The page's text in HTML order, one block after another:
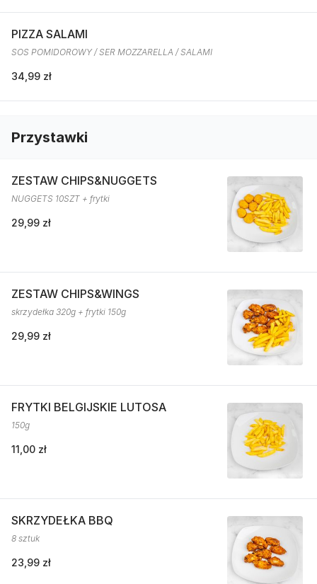
PIZZA SALAMI
SOS POMIDOROWY / SER MOZZARELLA / SALAMI
34,99 zł
Przystawki
ZESTAW CHIPS&NUGGETS
NUGGETS 10SZT + frytki
29,99 zł
ZESTAW CHIPS&WINGS
skrzydełka 320g + frytki 150g
29,99 zł
FRYTKI BELGIJSKIE LUTOSA
150g
11,00 zł
SKRZYDEŁKA BBQ
8 sztuk
23,99 zł